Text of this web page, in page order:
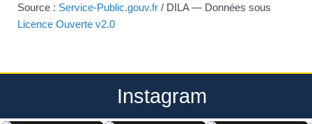
Source : Service-Public.gouv.fr / DILA — Données sous
Licence Ouverte v2.0
Instagram